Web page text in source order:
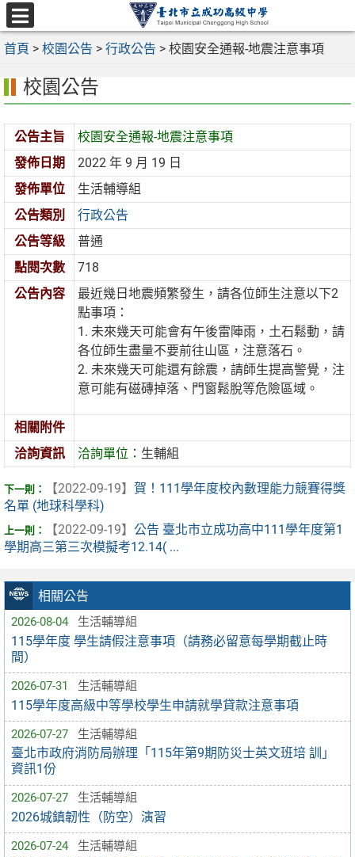
跳
至
主
容
區
選
單
首頁 > 校園公告 > 行政公告 > 校園安全通報-地震注意事項
相關公告
2026-08-04 生活輔導組
115學年度 學生請假注意事項（請務必留意每學期截止時
間）
2026-07-31 生活輔導組
115學年度高級中等學校學生申請就學貸款注意事項
2026-07-27 生活輔導組
臺北市政府消防局辦理「115年第9期防災士英文班培 訓」
資訊1份
2026-07-27 生活輔導組
2026城鎮韌性（防空）演習
2026-07-24 生活輔導組
校園公告
公告主旨
校園安全通報-地震注意事項
發佈日期
2022 年 9 月 19 日
發佈單位
生活輔導組
公告類別
行政公告
公告等級
普通
點閱次數
718
公告內容
最近幾日地震頻繁發生，請各位師生注意以下2
點事項：
1. 未來幾天可能會有午後雷陣雨，土石鬆動，請
各位師生盡量不要前往山區，注意落石。
2. 未來幾天可能還有餘震，請師生提高警覺，注
意可能有磁磚掉落、門窗鬆脫等危險區域。
相關附件
洽詢資訊
洽詢單位： 生輔組
【2022-09-19】 賀！111學年度校內數理能力競賽得獎
名單 (地球科學科)
【2022-09-19】 公告 臺北市立成功高中111學年度第1
學期高三第三次模擬考12.14( ...